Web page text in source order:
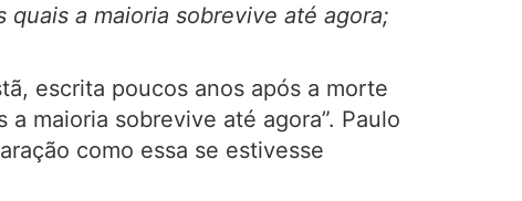
a maioria sobrevive até agora;
escrita poucos anos após a morte
maioria sobrevive até agora”. Paulo
como essa se estivesse